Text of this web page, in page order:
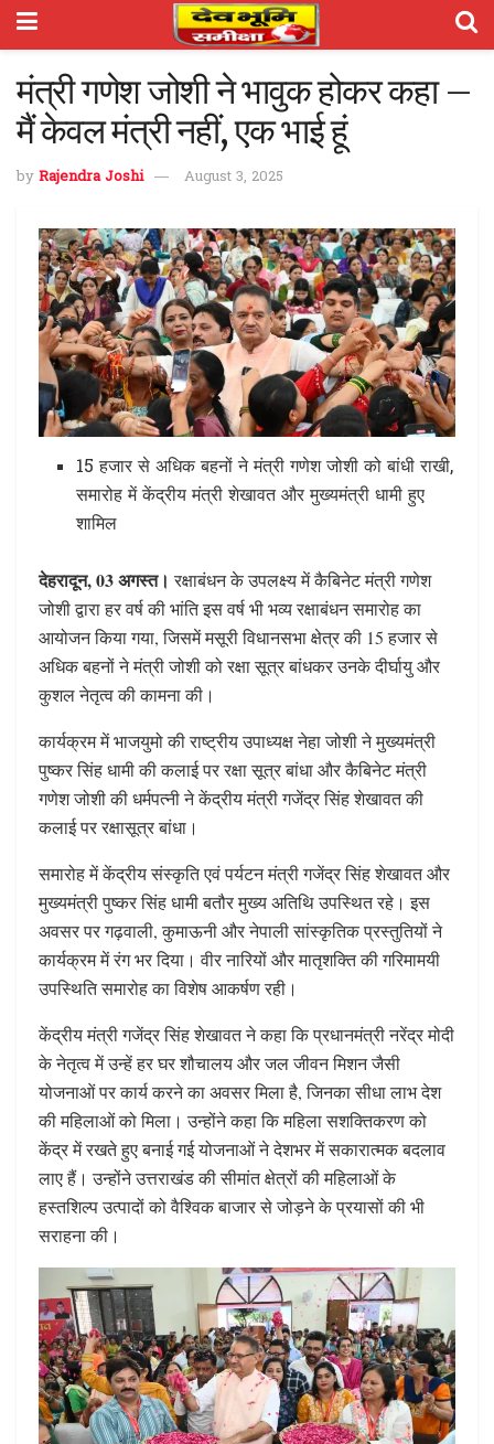
मंत्री गणेश जोशी ने भावुक होकर कहा –
मैं केवल मंत्री नहीं, एक भाई हूं
by Rajendra Joshi August 3, 2025
15 हजार से अधिक बहनों ने मंत्री गणेश जोशी को बांधी राखी,
समारोह में केंद्रीय मंत्री शेखावत और मुख्यमंत्री धामी हुए
शामिल
देहरादून, 03 अगस्त। रक्षाबंधन के उपलक्ष्य में कैबिनेट मंत्री गणेश
जोशी द्वारा हर वर्ष की भांति इस वर्ष भी भव्य रक्षाबंधन समारोह का
आयोजन किया गया, जिसमें मसूरी विधानसभा क्षेत्र की 15 हजार से
अधिक बहनों ने मंत्री जोशी को रक्षा सूत्र बांधकर उनके दीर्घायु और
कुशल नेतृत्व की कामना की।
कार्यक्रम में भाजयुमो की राष्ट्रीय उपाध्यक्ष नेहा जोशी ने मुख्यमंत्री
पुष्कर सिंह धामी की कलाई पर रक्षा सूत्र बांधा और कैबिनेट मंत्री
गणेश जोशी की धर्मपत्नी ने केंद्रीय मंत्री गजेंद्र सिंह शेखावत की
कलाई पर रक्षासूत्र बांधा।
समारोह में केंद्रीय संस्कृति एवं पर्यटन मंत्री गजेंद्र सिंह शेखावत और
मुख्यमंत्री पुष्कर सिंह धामी बतौर मुख्य अतिथि उपस्थित रहे। इस
अवसर पर गढ़वाली, कुमाऊनी और नेपाली सांस्कृतिक प्रस्तुतियों ने
कार्यक्रम में रंग भर दिया। वीर नारियों और मातृशक्ति की गरिमामयी
उपस्थिति समारोह का विशेष आकर्षण रही।
केंद्रीय मंत्री गजेंद्र सिंह शेखावत ने कहा कि प्रधानमंत्री नरेंद्र मोदी
के नेतृत्व में उन्हें हर घर शौचालय और जल जीवन मिशन जैसी
योजनाओं पर कार्य करने का अवसर मिला है, जिनका सीधा लाभ देश
की महिलाओं को मिला। उन्होंने कहा कि महिला सशक्तिकरण को
केंद्र में रखते हुए बनाई गई योजनाओं ने देशभर में सकारात्मक बदलाव
लाए हैं। उन्होंने उत्तराखंड की सीमांत क्षेत्रों की महिलाओं के
हस्तशिल्प उत्पादों को वैश्विक बाजार से जोड़ने के प्रयासों की भी
सराहना की।